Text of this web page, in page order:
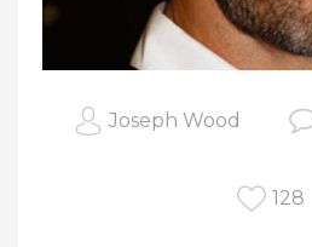
Joseph Wood
128